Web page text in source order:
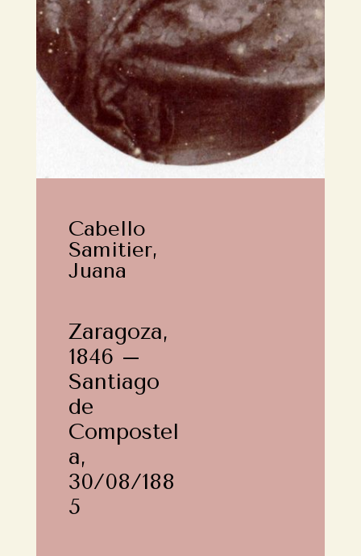
Cabello
Samitier,
Juana
Zaragoza,
1846 –
Santiago
de
Compostel
a,
30/08/188
5